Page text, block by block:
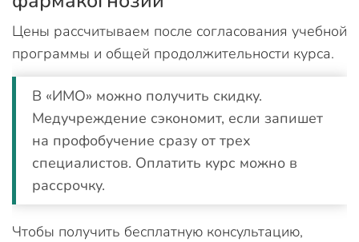
Цены рассчитываем после согласования учебной
программы и общей продолжительности курса.
В «ИМО» можно получить скидку.
Медучреждение сэкономит, если запишет
на профобучение сразу от трех
специалистов. Оплатить курс можно в
рассрочку.
Чтобы получить бесплатную консультацию,